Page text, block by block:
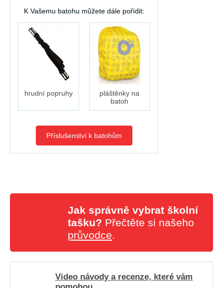
K Vašemu batohu můžete dále pořídit:
hrudní popruhy
pláštěnky na
batoh
Příslušenství k batohům
Jak správně vybrat školní
tašku? Přečtěte si našeho
průvodce.
Video návody a recenze, které vám